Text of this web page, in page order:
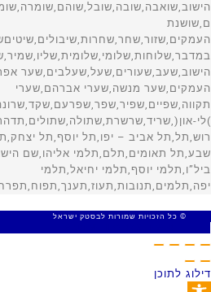
© כל הזכויות שמורות לבסטק ישראל
דילוג לתוכן